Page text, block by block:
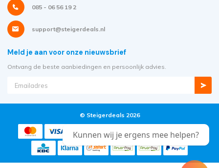
085 - 06 56 19 2
support@steigerdeals.nl
Meld je aan voor onze nieuwsbrief
Ontvang de beste aanbiedingen en persoonlijk advies.
© Steigerdeals 2026
Kunnen wij je ergens mee helpen?